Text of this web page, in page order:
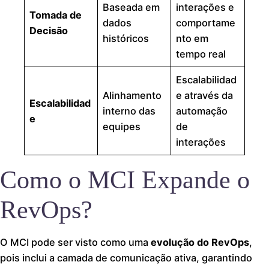
Tomada de
Decisão
Baseada em
dados
históricos
interações e
comportame
nto em
tempo real
Escalabilidad
e
Alinhamento
interno das
equipes
Escalabilidad
e através da
automação
de
interações
Como o MCI Expande o
RevOps?
O MCI pode ser visto como uma evolução do RevOps,
pois inclui a camada de comunicação ativa, garantindo